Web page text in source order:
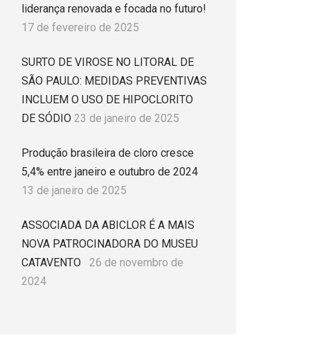
liderança renovada e focada no futuro!
17 de fevereiro de 2025
SURTO DE VIROSE NO LITORAL DE
SÃO PAULO: MEDIDAS PREVENTIVAS
INCLUEM O USO DE HIPOCLORITO
DE SÓDIO 23 de janeiro de 2025
Produção brasileira de cloro cresce
5,4% entre janeiro e outubro de 2024
13 de janeiro de 2025
ASSOCIADA DA ABICLOR É A MAIS
NOVA PATROCINADORA DO MUSEU
CATAVENTO
26 de novembro de
2024